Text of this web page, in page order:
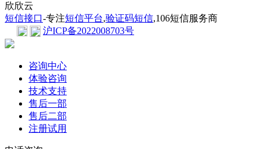
欣欣云
短信接口-专注短信平台,验证码短信,106短信服务商
沪ICP备2022008703号
咨询中心
体验咨询
技术支持
售后一部
售后二部
注册试用